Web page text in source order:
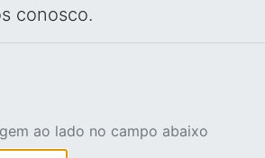
conosco.
ao lado no campo abaixo